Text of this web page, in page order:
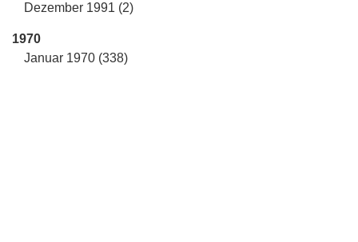
Dezember 1991 (2)
1970
Januar 1970 (338)